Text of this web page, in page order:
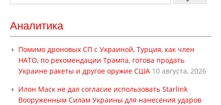
Аналитика
Помимо дроновых СП с Украиной, Турция, как член
НАТО, по рекомендации Трампа, готова продать
Украине ракеты и другое оружие США 10 августа, 2026
Илон Маск не дал согласие использовать Starlink
Вооруженным Силам Украины для нанесения ударов